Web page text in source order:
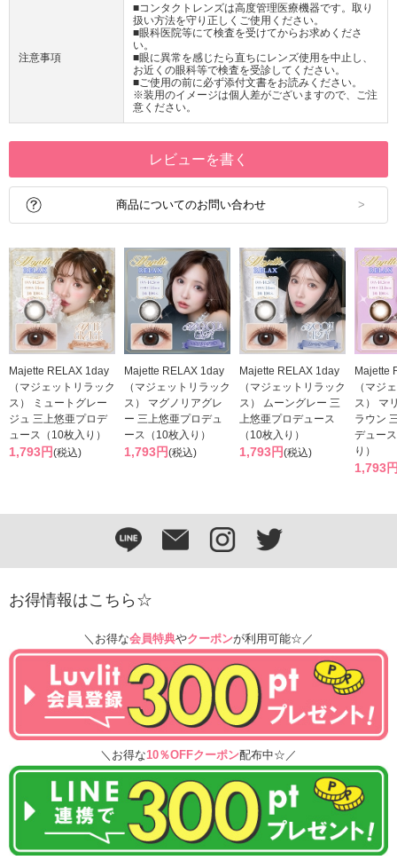
注意事項
■コンタクトレンズは高度管理医療機器です。取り
扱い方法を守り正しくご使用ください。
■眼科医院等にて検査を受けてからお求めくださ
い。
■眼に異常を感じたら直ちにレンズ使用を中止し、
お近くの眼科等で検査を受診してください。
■ご使用の前に必ず添付文書をお読みください。
※装用のイメージは個人差がございますので、ご注
意ください。
レビューを書く
商品についてのお問い合わせ
Majette RELAX 1day
（マジェットリラック
ス） ミュートグレー
ジュ 三上悠亜プロデ
ュース（10枚入り）
1,793円(税込)
Majette RELAX 1day
（マジェットリラック
ス） マグノリアグレ
ー 三上悠亜プロデュ
ース（10枚入り）
1,793円(税込)
Majette RELAX 1day
（マジェットリラック
ス） ムーングレー 三
上悠亜プロデュース
（10枚入り）
1,793円(税込)
Majette
（マジ
ス） マ
ラウン
デュー
り）
1,793
お得情報はこちら☆
＼お得な会員特典やクーポンが利用可能☆／
＼お得な10％OFFクーポン配布中☆／